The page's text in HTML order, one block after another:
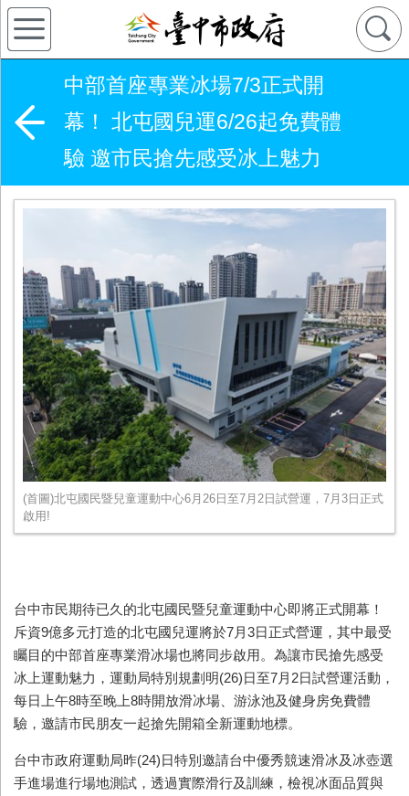
中部首座專業冰場7/3正式開
幕！ 北屯國兒運6/26起免費體
驗 邀市民搶先感受冰上魅力
(首圖)北屯國民暨兒童運動中心6月26日至7月2日試營運，7月3日正式
啟用!
台中市民期待已久的北屯國民暨兒童運動中心即將正式開幕！
斥資9億多元打造的北屯國兒運將於7月3日正式營運，其中最受
矚目的中部首座專業滑冰場也將同步啟用。為讓市民搶先感受
冰上運動魅力，運動局特別規劃明(26)日至7月2日試營運活動，
每日上午8時至晚上8時開放滑冰場、游泳池及健身房免費體
驗，邀請市民朋友一起搶先開箱全新運動地標。
台中市政府運動局昨(24)日特別邀請台中優秀競速滑冰及冰壺選
手進場進行場地測試，透過實際滑行及訓練，檢視冰面品質與